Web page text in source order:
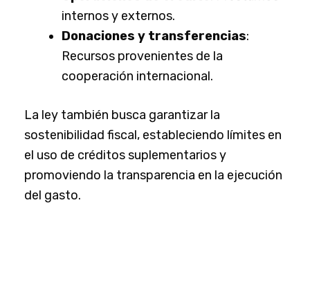
internos y externos.
Donaciones y transferencias:
Recursos provenientes de la
cooperación internacional.
La ley también busca garantizar la
sostenibilidad fiscal, estableciendo límites en
el uso de créditos suplementarios y
promoviendo la transparencia en la ejecución
del gasto.